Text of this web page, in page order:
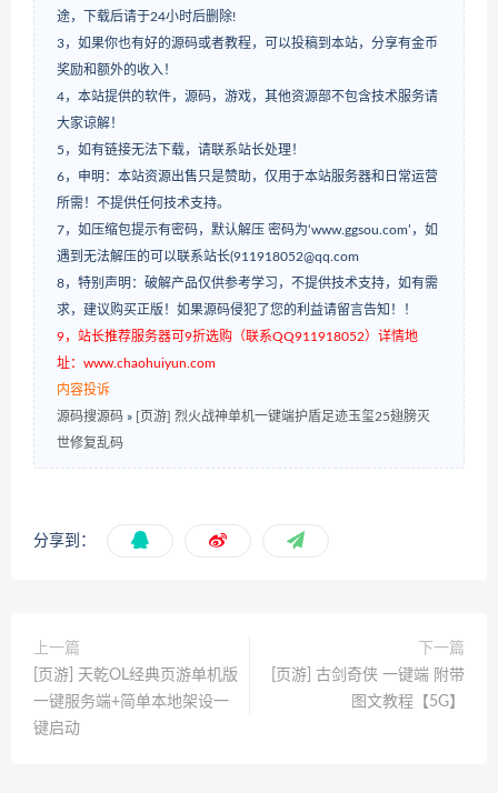
途，下载后请于24小时后删除!
3，如果你也有好的源码或者教程，可以投稿到本站，分享有金币
奖励和额外的收入！
4，本站提供的软件，源码，游戏，其他资源部不包含技术服务请
大家谅解！
5，如有链接无法下载，请联系站长处理！
6，申明：本站资源出售只是赞助，仅用于本站服务器和日常运营
所需！不提供任何技术支持。
7，如压缩包提示有密码，默认解压 密码为‘www.ggsou.com’，如
遇到无法解压的可以联系站长(911918052@qq.com
8，特别声明：破解产品仅供参考学习，不提供技术支持，如有需
求，建议购买正版！如果源码侵犯了您的利益请留言告知！！
9，站长推荐服务器可9折选购（联系QQ911918052）详情地
址：www.chaohuiyun.com
内容投诉
源码搜源码 » [页游] 烈火战神单机一键端护盾足迹玉玺25翅膀灭
世修复乱码
分享到：
上一篇
[页游] 天乾OL经典页游单机版
一键服务端+简单本地架设一
键启动
下一篇
[页游] 古剑奇侠 一键端 附带
图文教程【5G】